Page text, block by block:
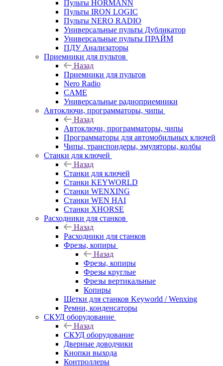
Пульты HORMANN
Пульты IRON LOGIC
Пульты NERO RADIO
Универсальные пульты Дубликатор
Универсальные пульты ПРАЙМ
ПДУ Анализаторы
Приемники для пультов
Назад
Приемники для пультов
Nero Radio
CAME
Универсальные радиоприемники
Автоключи, программаторы, чипы
Назад
Автоключи, программаторы, чипы
Программаторы для автомобильных ключей
Чипы, транспондеры, эмуляторы, колбы
Станки для ключей
Назад
Станки для ключей
Станки KEYWORLD
Станки WENXING
Станки WEN HAI
Станки XHORSE
Расходники для станков
Назад
Расходники для станков
Фрезы, копиры
Назад
Фрезы, копиры
Фрезы круглые
Фрезы вертикальные
Копиры
Щетки для станков Keyworld / Wenxing
Ремни, конденсаторы
СКУД оборудование
Назад
СКУД оборудование
Дверные доводчики
Кнопки выхода
Контроллеры